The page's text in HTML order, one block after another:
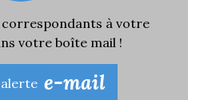
correspondants à votre
votre boîte mail !
e-mail